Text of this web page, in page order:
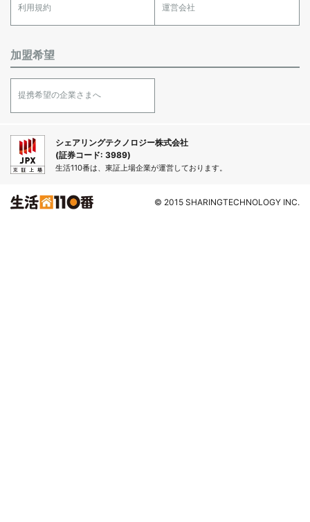
利用規約 運営会社
加盟希望
提携希望の企業さまへ
シェアリングテクノロジー株式会社
(証券コード: 3989)
生活110番は、東証上場企業が運営しております。
© 2015 SHARINGTECHNOLOGY INC.